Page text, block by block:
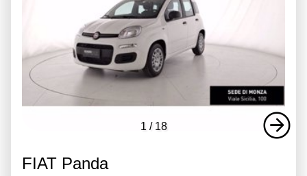
1 / 18
FIAT Panda